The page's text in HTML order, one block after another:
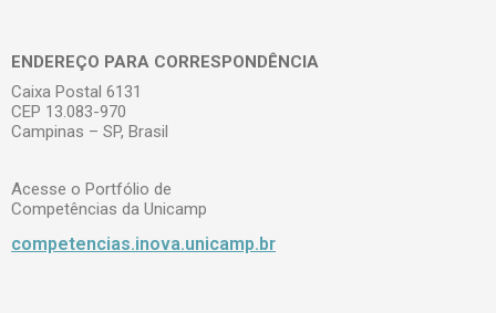
ENDEREÇO PARA CORRESPONDÊNCIA
Caixa Postal 6131
CEP 13.083-970
Campinas – SP, Brasil
Acesse o Portfólio de
Competências da Unicamp
competencias.inova.unicamp.br